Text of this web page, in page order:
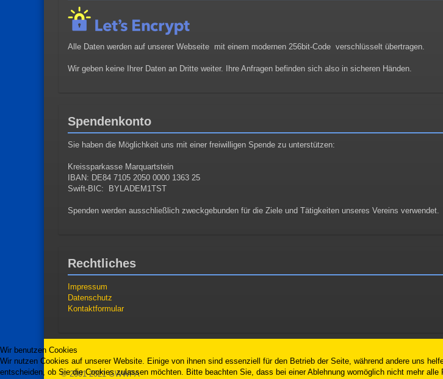
Alle Daten werden auf unserer Webseite mit einem modernen 256bit-Code verschlüsselt übertragen.
Wir geben keine Ihrer Daten an Dritte weiter. Ihre Anfragen befinden sich also in sicheren Händen.
Spendenkonto
Sie haben die Möglichkeit uns mit einer freiwilligen Spende zu unterstützen:
Kreissparkasse Marquartstein
IBAN: DE84 7105 2050 0000 1363 25
Swift-BIC: BYLADEM1TST
Spenden werden ausschließlich zweckgebunden für die Ziele und Tätigkeiten unseres Vereins verwendet.
Rechtliches
Impressum
Datenschutz
Kontaktformular
© 2001-2021 GWWPA
Wir benutzen Cookies
Wir nutzen Cookies auf unserer Website. Einige von ihnen sind essenziell für den Betrieb der Seite, während andere uns
entscheiden, ob Sie die Cookies zulassen möchten. Bitte beachten Sie, dass bei einer Ablehnung womöglich nicht mehr